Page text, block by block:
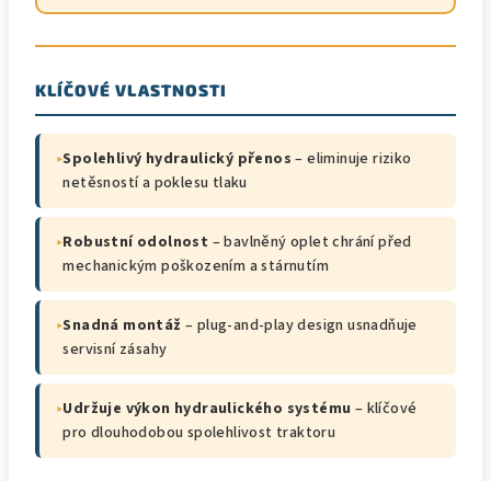
KLÍČOVÉ VLASTNOSTI
▸Spolehlivý hydraulický přenos – eliminuje riziko
netěsností a poklesu tlaku
▸Robustní odolnost – bavlněný oplet chrání před
mechanickým poškozením a stárnutím
▸Snadná montáž – plug-and-play design usnadňuje
servisní zásahy
▸Udržuje výkon hydraulického systému – klíčové
pro dlouhodobou spolehlivost traktoru